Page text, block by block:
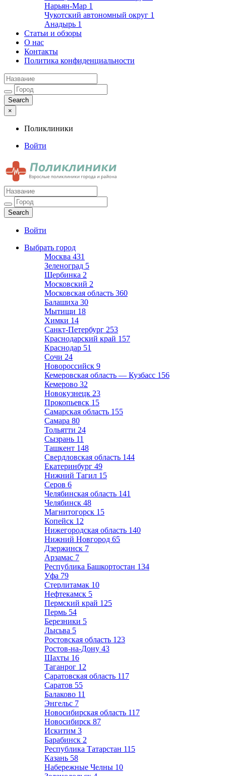
Нарьян-Мар 1
Чукотский автономный округ 1
Анадырь 1
Статьи и обзоры
О нас
Контакты
Политика конфиденциальности
×
Поликлиники
Войти
Поликлиники
Взрослые поликлиники города и района
Войти
Выбрать город
Москва 431
Зеленоград 5
Щербинка 2
Московский 2
Московская область 360
Балашиха 30
Мытищи 18
Химки 14
Санкт-Петербург 253
Краснодарский край 157
Краснодар 51
Сочи 24
Новороссийск 9
Кемеровская область — Кузбасс 156
Кемерово 32
Новокузнецк 23
Прокопьевск 15
Самарская область 155
Самара 80
Тольятти 24
Сызрань 11
Ташкент 148
Свердловская область 144
Екатеринбург 49
Нижний Тагил 15
Серов 6
Челябинская область 141
Челябинск 48
Магнитогорск 15
Копейск 12
Нижегородская область 140
Нижний Новгород 65
Дзержинск 7
Арзамас 7
Республика Башкортостан 134
Уфа 79
Стерлитамак 10
Нефтекамск 5
Пермский край 125
Пермь 54
Березники 5
Лысьва 5
Ростовская область 123
Ростов-на-Дону 43
Шахты 16
Таганрог 12
Саратовская область 117
Саратов 55
Балаково 11
Энгельс 7
Новосибирская область 117
Новосибирск 87
Искитим 3
Барабинск 2
Республика Татарстан 115
Казань 58
Набережные Челны 10